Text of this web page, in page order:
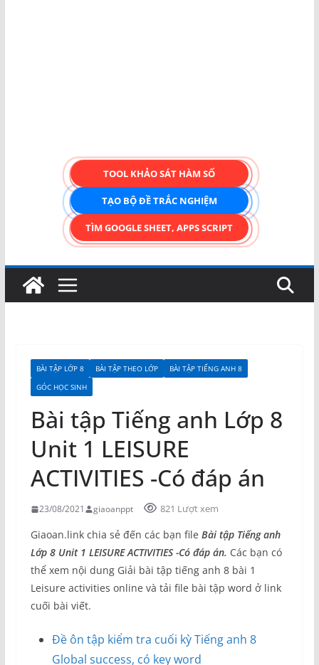
TOOL KHẢO SÁT HÀM SỐ
TẠO BỘ ĐỀ TRẮC NGHIỆM
TÌM GOOGLE SHEET, APPS SCRIPT
BÀI TẬP LỚP 8 BÀI TẬP THEO LỚP
BÀI TẬP TIẾNG ANH 8
GÓC HỌC SINH
Bài tập Tiếng anh Lớp 8
Unit 1 LEISURE
ACTIVITIES -Có đáp án
23/08/2021 giaoanppt 821 Lượt xem
Giaoan.link chia sẻ đến các bạn file Bài tập Tiếng anh
Lớp 8 Unit 1 LEISURE ACTIVITIES -Có đáp án. Các bạn có
thể xem nội dung Giải bài tập tiếng anh 8 bài 1
Leisure activities online và tải file bài tập word ở link
cuối bài viết.
Đề ôn tập kiểm tra cuối kỳ Tiếng anh 8
Global success, có key word